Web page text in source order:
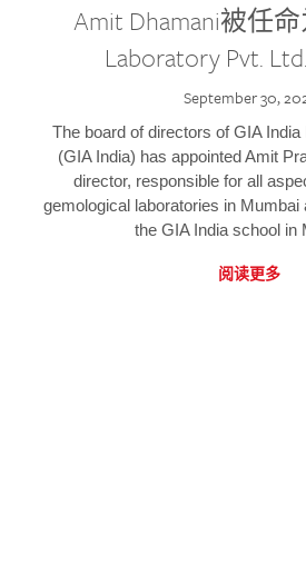
Amit Dhamani被任命
Laboratory Pvt.
September 30,
The board of directors of GIA
(GIA India) has appointed Amit
director, responsible for all
gemological laboratories in Mumbai
the GIA India school in
阅读更多